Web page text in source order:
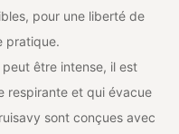
pour une liberté de
pratique.
être intense, il est
respirante et qui évacue
sont conçues avec